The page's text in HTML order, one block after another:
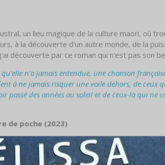
un lieu magique de la culture maori, où
à la découverte d'un autre monde, de la
découverte par ce roman qui n'est pas son
n'a jamais entendue, une chanson
à ne jamais risquer une voile dehors, de
passé des années au soleil et de ceux-là qui ne
de poche (2023)